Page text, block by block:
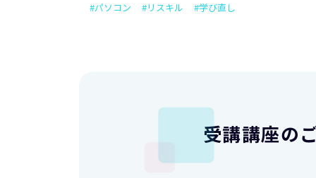
#パソコン #リスキル #学び直し
受講講座の